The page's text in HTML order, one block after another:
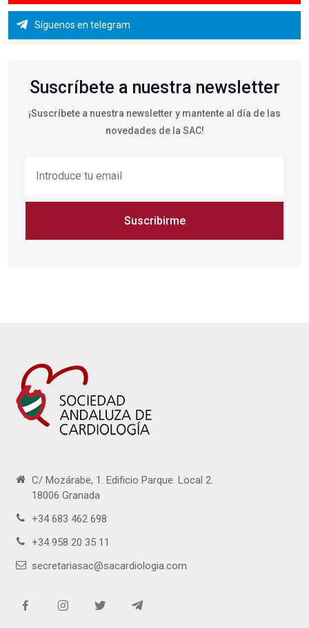
Síguenos en telegram
Suscríbete a nuestra newsletter
¡Suscríbete a nuestra newsletter y mantente al día de las
novedades de la SAC!
Suscribirme
C/ Mozárabe, 1. Edificio Parque. Local 2.
18006 Granada
+34 683 462 698
+34 958 20 35 11
secretariasac@sacardiologia.com